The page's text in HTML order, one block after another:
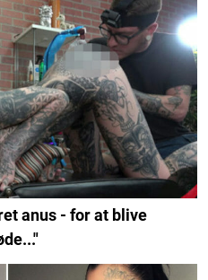
anus - for at blive